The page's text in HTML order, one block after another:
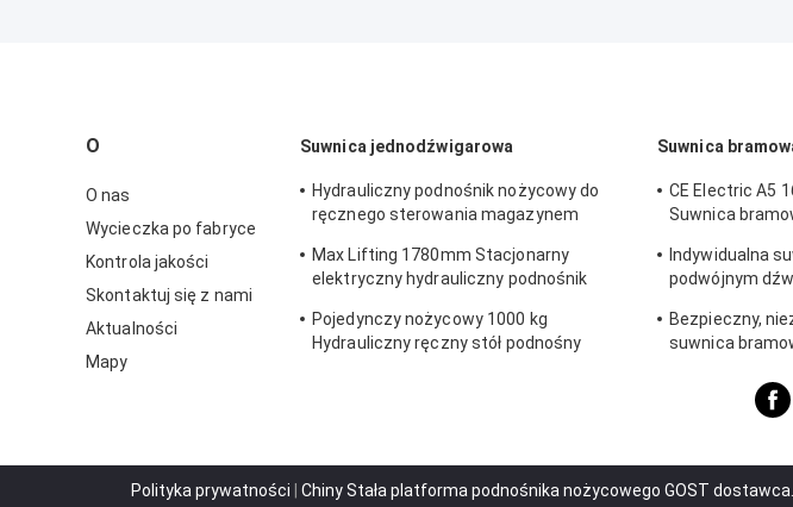
O
O nas
Wycieczka po fabryce
Kontrola jakości
Skontaktuj się z nami
Aktualności
Mapy
Suwnica jednodźwigarowa
Hydrauliczny podnośnik nożycowy do
ręcznego sterowania magazynem
Max Lifting 1780mm Stacjonarny
elektryczny hydrauliczny podnośnik
Pojedynczy nożycowy 1000 kg
Hydrauliczny ręczny stół podnośny
Suwnica
CE Electric A5
Suwnica
Indywidualna
podwójnym
Bezpieczny,
suwnica
Polityka prywatności Chiny Stała platforma podnośnika nożycowego GOST dostawca.